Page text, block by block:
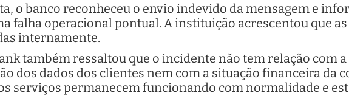
o banco reconheceu o envio indevido da mensagem e
falha operacional pontual. A instituição acrescentou que
internamente.
também ressaltou que o incidente não tem relação com
dos dados dos clientes nem com a situação financeira da
serviços permanecem funcionando com normalidade e